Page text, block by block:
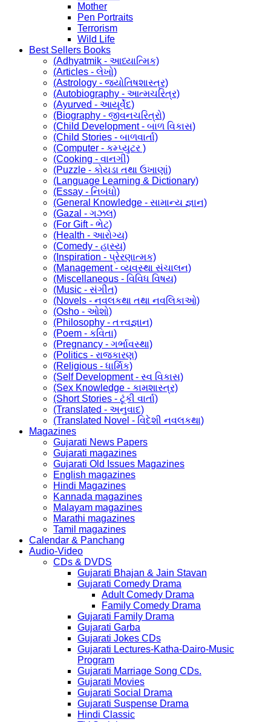
Mother
Pen Portraits
Terrorism
Wild Life
Best Sellers Books
(Adhyatmik - આધ્યાત્મિક)
(Articles - લેખો)
(Astrology - જ્યોતિષશાસ્ત્ર)
(Autobiography - આત્મચરિત્ર)
(Ayurved - આયૂર્વેદ)
(Biography - જીવનચરિત્રો)
(Child Development - બાળ વિકાસ)
(Child Stories - બાળવાર્તા)
(Computer - કમ્પ્યુટર )
(Cooking - વાનગી)
(Puzzle - કોયડા તથા ઉખાણાં)
(Language Learning & Dictionary)
(Essay - નિબંધો)
(General Knowledge - સામાન્ય જ્ઞાન)
(Gazal - ગઝલ)
(For Gift - ભેટ)
(Health - આરોગ્ય)
(Comedy - હાસ્ય)
(Inspiration - પ્રેરણાત્મક)
(Management - વ્યવસ્થા સંચાલન)
(Miscellaneous - વિવિધ વિષય)
(Music - સંગીત)
(Novels - નવલકથા તથા નવલિકાઓ)
(Osho - ઓશો)
(Philosophy - તત્ત્વજ્ઞાન)
(Poem - કવિતા)
(Pregnancy - ગર્ભાવસ્થા)
(Politics - રાજકારણ)
(Religious - ધાર્મિક)
(Self Development - સ્વ વિકાસ)
(Sex Knowledge - કામશાસ્ત્ર)
(Short Stories - ટૂંકી વાર્તા)
(Translated - અનુવાદ)
(Translated Novel - વિદેશી નવલકથા)
Magazines
Gujarati News Papers
Gujarati magazines
Gujarati Old Issues Magazines
English magazines
Hindi Magazines
Kannada magazines
Malayam magazines
Marathi magazines
Tamil magazines
Calendar & Panchang
Audio-Video
CDs & DVDS
Gujarati Bhajan & Jain Stavan
Gujarati Comedy Drama
Adult Comedy Drama
Family Comedy Drama
Gujarati Family Drama
Gujarati Garba
Gujarati Jokes CDs
Gujarati Lectures-Katha-Dairo-Music
Program
Gujarati Marriage Song CDs.
Gujarati Movies
Gujarati Social Drama
Gujarati Suspense Drama
Hindi Classic